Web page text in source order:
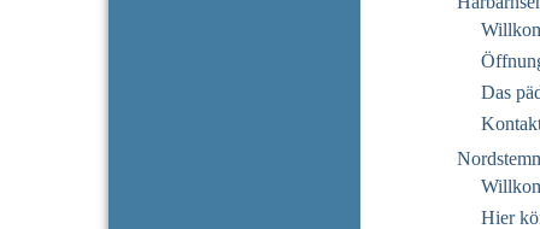
Das
Hier